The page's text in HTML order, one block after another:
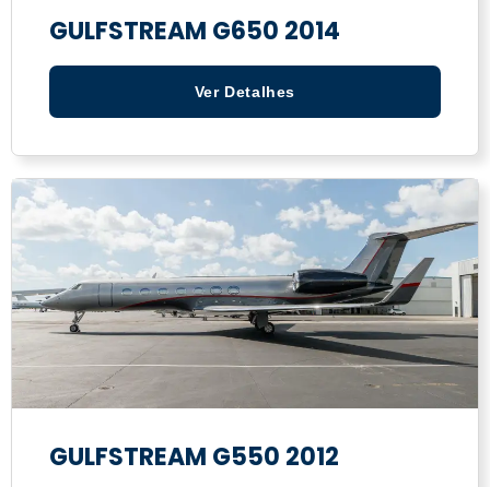
GULFSTREAM G650 2014
Ver Detalhes
GULFSTREAM G550 2012